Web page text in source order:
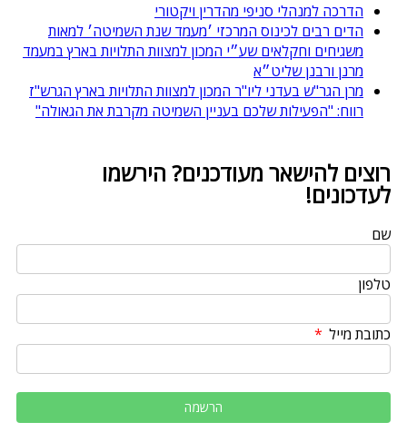
הדרכה למנהלי סניפי מהדרין ויקטורי
הדים רבים לכינוס המרכזי ׳מעמד שנת השמיטה׳ למאות
משגיחים וחקלאים שע״י המכון למצוות התלויות בארץ במעמד
מרנן ורבנן שליט״א
מרן הגר"ש בעדני ליו"ר המכון למצוות התלויות בארץ הגרש"ז
רווח: "הפעילות שלכם בעניין השמיטה מקרבת את הגאולה"
רוצים להישאר מעודכנים? הירשמו
לעדכונים!
שם
טלפון
כתובת מייל